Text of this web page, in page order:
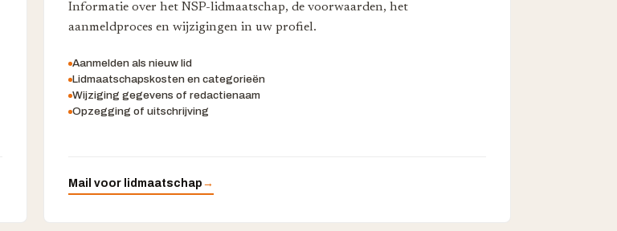
Informatie over het NSP-lidmaatschap, de voorwaarden, het
aanmeldproces en wijzigingen in uw profiel.
Aanmelden als nieuw lid
Lidmaatschapskosten en categorieën
Wijziging gegevens of redactienaam
Opzegging of uitschrijving
Mail voor lidmaatschap →